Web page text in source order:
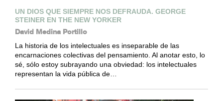
UN DIOS QUE SIEMPRE NOS DEFRAUDA. GEORGE
STEINER EN THE NEW YORKER
David Medina Portillo
La historia de los intelectuales es inseparable de las
encarnaciones colectivas del pensamiento. Al anotar esto, lo
sé, sólo estoy subrayando una obviedad: los intelectuales
representan la vida pública de…